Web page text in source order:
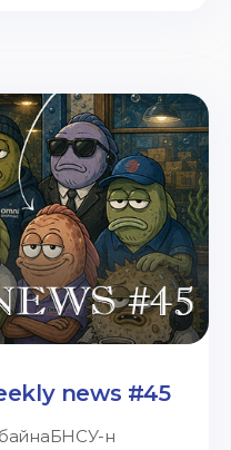
news #45
н